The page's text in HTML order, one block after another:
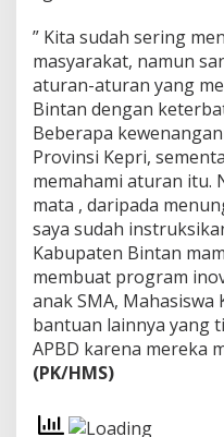
” Kita sudah sering
masyarakat, namun
aturan-aturan yang
Bintan dengan
Beberapa
Provinsi Kepri,
memahami aturan itu.
mata , daripada
saya sudah
Kabupaten Bintan
membuat program
anak SMA,
bantuan lainnya yang
APBD karena mereka
(PK/HMS)